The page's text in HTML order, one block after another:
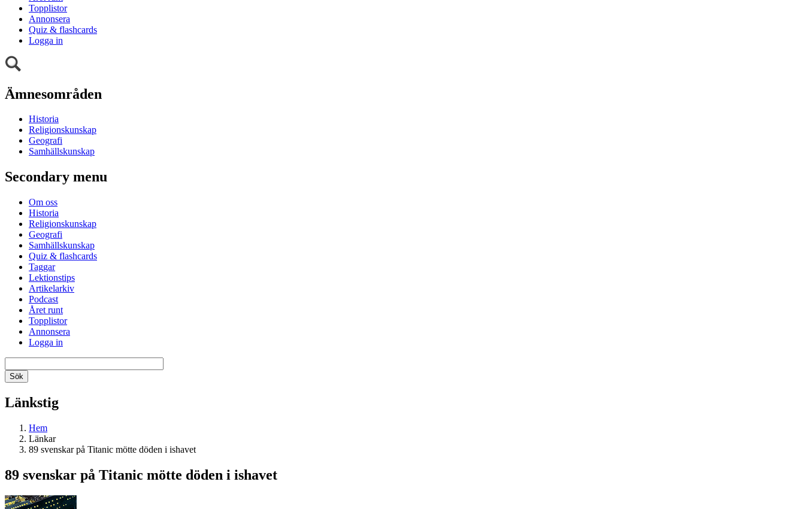
Topplistor
Annonsera
Quiz & flashcards
Logga in
Ämnesområden
Historia
Religionskunskap
Geografi
Samhällskunskap
Secondary menu
Om oss
Historia
Religionskunskap
Geografi
Samhällskunskap
Quiz & flashcards
Taggar
Lektionstips
Artikelarkiv
Podcast
Året runt
Topplistor
Annonsera
Logga in
Länkstig
Hem
Länkar
89 svenskar på Titanic mötte döden i ishavet
89 svenskar på Titanic mötte döden i ishavet